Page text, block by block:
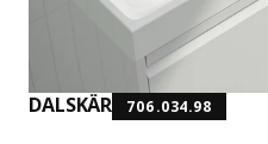
DALSKÄR 706.034.98